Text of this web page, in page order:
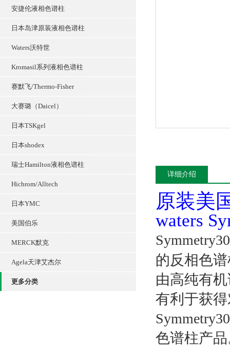
安捷伦液相色谱柱
日本岛津原装液相色谱柱
Waters沃特世
Kromasil系列液相色谱柱
赛默飞/Thermo-Fisher
大赛璐（Daicel）
日本TSKgel
日本shodex
瑞士Hamilton液相色谱柱
Hichrom/Alltech
日本YMC
美国伯乐
MERCK默克
Agela天津艾杰尔
更多分类
详细介绍
原装美
waters
的反相色
由高纯有
有利于获
色谱柱产